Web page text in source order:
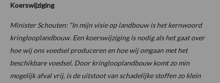
Koerswijziging
Minister Schouten: “In mijn visie op landbouw is het kernwoord
kringlooplandbouw. Een koerswijziging is nodig als het gaat over
hoe wij ons voedsel produceren en hoe wij omgaan met het
beschikbare voedsel. Door kringlooplandbouw komt zo min
mogelijk afval vrij, is de uitstoot van schadelijke stoffen zo klein